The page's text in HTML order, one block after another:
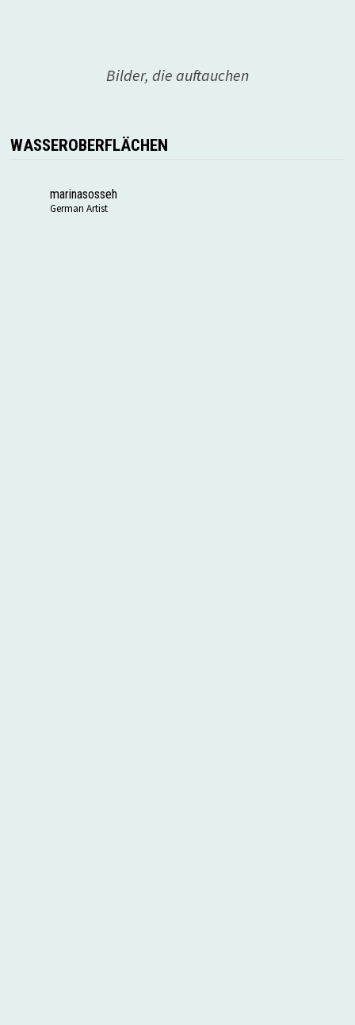
Bilder, die auftauchen
WASSEROBERFLÄCHEN
marinasosseh
German Artist